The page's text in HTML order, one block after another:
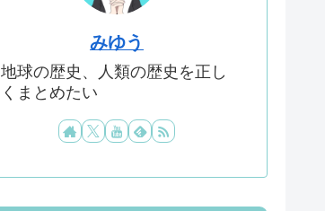
みゆう
地球の歴史、人類の歴史を正し
くまとめたい